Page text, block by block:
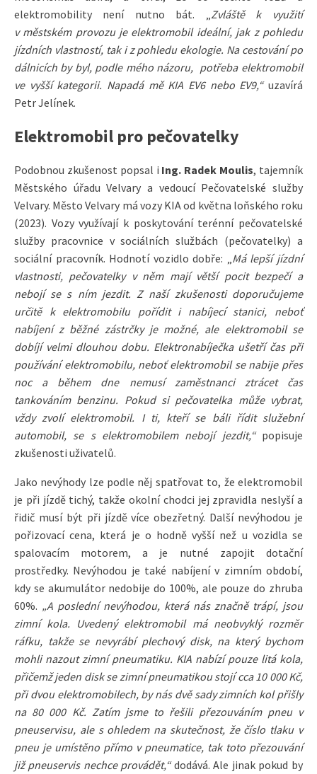
elektromobility není nutno bát. „ Zvláště k využití
v městském provozu je elektromobil ideální, jak z pohledu
jízdních vlastností, tak i z pohledu ekologie. Na cestování po
dálnicích by byl, podle mého názoru, potřeba elektromobil
ve vyšší kategorii. Napadá mě KIA EV6 nebo EV9,“uzavírá
Petr Jelínek.
Elektromobil pro pečovatelky
Podobnou zkušenost popsal i Ing. Radek Moulis, tajemník
Městského úřadu Velvary a vedoucí Pečovatelské služby
Velvary. Město Velvary má vozy KIA od května loňského roku
(2023). Vozy využívají k poskytování terénní pečovatelské
služby pracovnice v sociálních službách (pečovatelky) a
sociální pracovník. Hodnotí vozidlo dobře: „ Má lepší jízdní
vlastnosti, pečovatelky v něm mají větší pocit bezpečí a
nebojí se s ním jezdit. Z naší zkušenosti doporučujeme
určitě k elektromobilu pořídit i nabíjecí stanici, neboť
nabíjení z běžné zástrčky je možné, ale elektromobil se
dobíjí velmi dlouhou dobu. Elektronabíječka ušetří čas při
používání elektromobilu, neboť elektromobil se nabije přes
noc a během dne nemusí zaměstnanci ztrácet čas
tankováním benzinu. Pokud si pečovatelka může vybrat,
vždy zvolí elektromobil. I ti, kteří se báli řídit služební
automobil, se s elektromobilem nebojí jezdit,“popisuje
zkušenosti uživatelů.
Jako nevýhody lze podle něj spatřovat to, že elektromobil
je při jízdě tichý, takže okolní chodci jej zpravidla neslyší a
řidič musí být při jízdě více obezřetný. Další nevýhodou je
pořizovací cena, která je o hodně vyšší než u vozidla se
spalovacím motorem, a je nutné zapojit dotační
prostředky. Nevýhodou je také nabíjení v zimním období,
kdy se akumulátor nedobije do 100%, ale pouze do zhruba
60%. „A poslední nevýhodou, která nás značně trápí, jsou
zimní kola. Uvedený elektromobil má neobvyklý rozměr
ráfku, takže se nevyrábí plechový disk, na který bychom
mohli nazout zimní pneumatiku. KIA nabízí pouze litá kola,
přičemž jeden disk se zimní pneumatikou stojí cca 10 000 Kč,
při dvou elektromobilech, by nás dvě sady zimních kol přišly
na 80 000 Kč. Zatím jsme to řešili přezouváním pneu v
pneuservisu, ale s ohledem na skutečnost, že číslo tlaku v
pneu je umístěno přímo v pneumatice, tak toto přezouvání
již pneuservis nechce provádět,“dodává. Ale jinak pokud by